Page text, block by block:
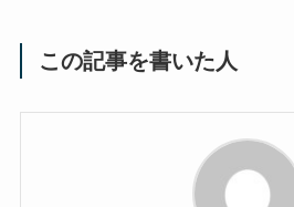
この記事を書いた人